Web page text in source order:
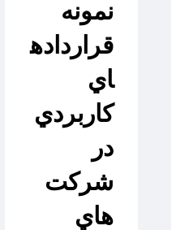
نمونه
قرارداده
اي
کاربردي
در
شرکت
هاي